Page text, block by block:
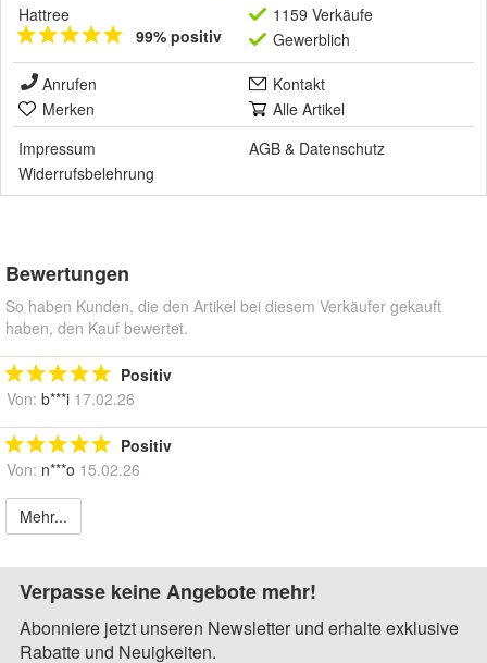
Hattree
99% positiv
1159 Verkäufe
Gewerblich
Anrufen
Kontakt
Merken
Alle Artikel
Impressum
AGB & Datenschutz
Widerrufsbelehrung
Bewertungen
So haben Kunden, die den Artikel bei diesem Verkäufer gekauft
haben, den Kauf bewertet.
Positiv
Von: b***i 17.02.26
Positiv
Von: n***o 15.02.26
Mehr...
Verpasse keine Angebote mehr!
Abonniere jetzt unseren Newsletter und erhalte exklusive
Rabatte und Neuigkeiten.